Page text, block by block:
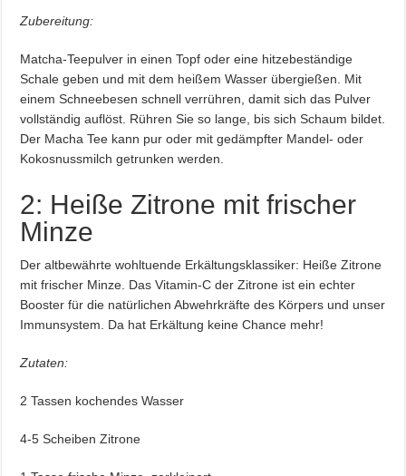
Zubereitung:
Matcha-Teepulver in einen Topf oder eine hitzebeständige
Schale geben und mit dem heißem Wasser übergießen. Mit
einem Schneebesen schnell verrühren, damit sich das Pulver
vollständig auflöst. Rühren Sie so lange, bis sich Schaum bildet.
Der Macha Tee kann pur oder mit gedämpfter Mandel- oder
Kokosnussmilch getrunken werden.
2: Heiße Zitrone mit frischer
Minze
Der altbewährte wohltuende Erkältungsklassiker: Heiße Zitrone
mit frischer Minze. Das Vitamin-C der Zitrone ist ein echter
Booster für die natürlichen Abwehrkräfte des Körpers und unser
Immunsystem. Da hat Erkältung keine Chance mehr!
Zutaten:
2 Tassen kochendes Wasser
4-5 Scheiben Zitrone